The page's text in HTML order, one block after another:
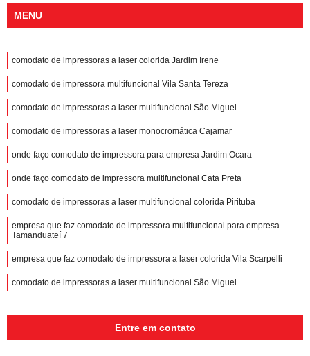
MENU
comodato de impressoras a laser colorida Jardim Irene
comodato de impressora multifuncional Vila Santa Tereza
comodato de impressoras a laser multifuncional São Miguel
comodato de impressoras a laser monocromática Cajamar
onde faço comodato de impressora para empresa Jardim Ocara
onde faço comodato de impressora multifuncional Cata Preta
comodato de impressoras a laser multifuncional colorida Pirituba
empresa que faz comodato de impressora multifuncional para empresa
Tamanduateí 7
empresa que faz comodato de impressora a laser colorida Vila Scarpelli
comodato de impressoras a laser multifuncional São Miguel
Entre em contato